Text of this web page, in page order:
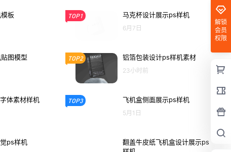
解锁
会员
权限
板
图模型
体素材样机
ps样机
TOP1 马克杯设计展示ps样机
6月7日
TOP2 铝箔包装设计ps样机素材
23小时前
TOP3 飞机盒侧面展示ps样机
5月1日
翻盖牛皮纸飞机盒设计展示ps